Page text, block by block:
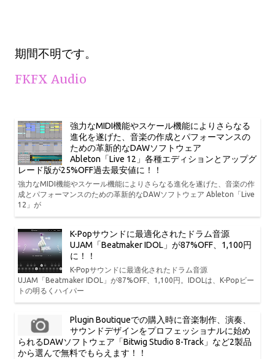
期間不明です。
FKFX Audio
強力なMIDI機能やスケール機能によりさらなる
進化を遂げた、音楽の作成とパフォーマンスの
ための革新的なDAWソフトウェア
Ableton「Live 12」各種エディションとアップグ
レード版が25%OFF過去最安値に！！
強力なMIDI機能やスケール機能によりさらなる進化を遂げた、音楽の作
成とパフォーマンスのための革新的なDAWソフトウェア Ableton「Live
12」が
K-Popサウンドに最適化されたドラム音源
UJAM「Beatmaker IDOL」が87%OFF、1,100円
に！！
K-Popサウンドに最適化されたドラム音源
UJAM「Beatmaker IDOL」が87%OFF、1,100円。IDOLは、K-Popビー
トの明るくハイパー
Plugin Boutiqueでの購入時に音楽制作、演奏、
サウンドデザインをプロフェッショナルに始め
られるDAWソフトウェア「Bitwig Studio 8-Track」など2製品
から選んで無料でもらえます！！